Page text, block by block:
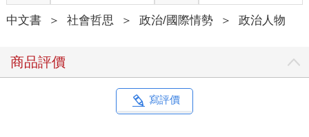
會團結，也創造了濫用自由、逃避公共責任的條件，誘發了以網
路為場域的新民粹主義形式，以及以此為生的政客群。換言之，
梭所謂amour de soi （自利心）的潘朵拉盒子，解放了人曾受壓
抑的利己私心乃至惡意，剝除了公共倫理與品格規範的制約，使
所不至的黑色劇場，令人嘆為觀止。
新通訊科技對民主社會公共倫理的破壞，在外來獨裁政權對台灣
中文書 ＞ 社會哲思 ＞ 政治/國際情勢 ＞ 政治人物
商品評價
寫評價